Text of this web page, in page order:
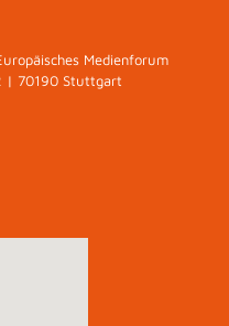
Medienforum
| 70190 Stuttgart